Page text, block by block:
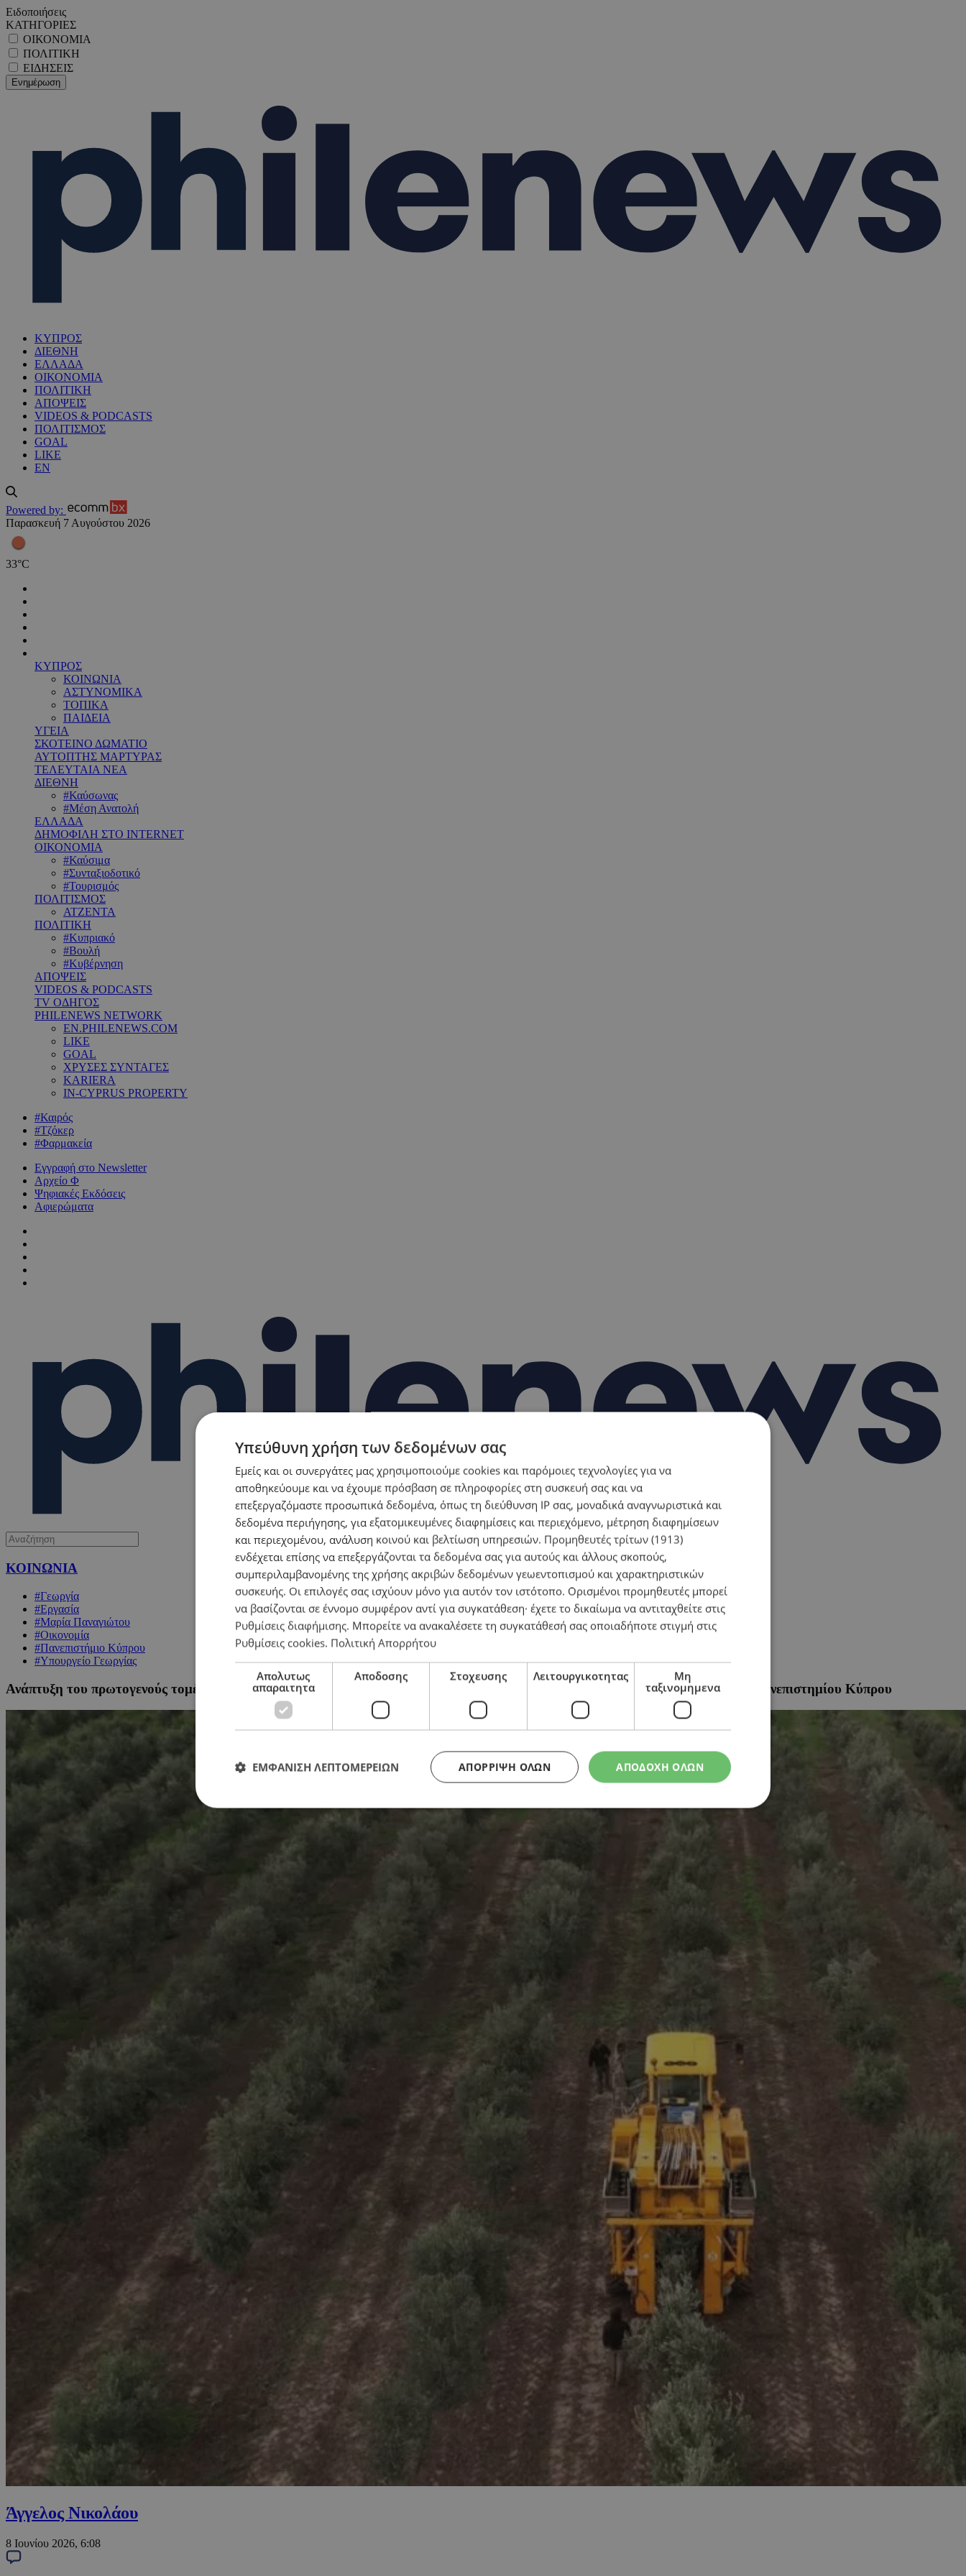
Ειδοποιήσεις
ΚΑΤΗΓΟΡΙΕΣ
ΟΙΚΟΝΟΜΙΑ
ΠΟΛΙΤΙΚΗ
ΕΙΔΗΣΕΙΣ
ΚΥΠΡΟΣ
ΔΙΕΘΝΗ
ΕΛΛΑΔΑ
ΟΙΚΟΝΟΜΙΑ
ΠΟΛΙΤΙΚΗ
ΑΠΟΨΕΙΣ
VIDEOS & PODCASTS
ΠΟΛΙΤΙΣΜΟΣ
GOAL
LIKE
EN
Powered by:
Παρασκευή 7 Αυγούστου 2026
33°C
ΚΥΠΡΟΣ
ΚΟΙΝΩΝΙΑ
ΑΣΤΥΝΟΜΙΚΑ
ΤΟΠΙΚΑ
ΠΑΙΔΕΙΑ
ΥΓΕΙΑ
ΣΚΟΤΕΙΝΟ ΔΩΜΑΤΙΟ
ΑΥΤΟΠΤΗΣ ΜΑΡΤΥΡΑΣ
ΤΕΛΕΥΤΑΙΑ ΝΕΑ
ΔΙΕΘΝΗ
#Καύσωνας
#Μέση Ανατολή
ΕΛΛΑΔΑ
ΔΗΜΟΦΙΛΗ ΣΤΟ INTERNET
ΟΙΚΟΝΟΜΙΑ
#Καύσιμα
#Συνταξιοδοτικό
#Τουρισμός
ΠΟΛΙΤΙΣΜΟΣ
ΑΤΖΕΝΤΑ
ΠΟΛΙΤΙΚΗ
#Κυπριακό
#Βουλή
#Κυβέρνηση
ΑΠΟΨΕΙΣ
VIDEOS & PODCASTS
TV ΟΔΗΓΟΣ
PHILENEWS NETWORK
EN.PHILENEWS.COM
LIKE
GOAL
ΧΡΥΣΕΣ ΣΥΝΤΑΓΕΣ
KARIERA
IN-CYPRUS PROPERTY
#Καιρός
#Τζόκερ
#Φαρμακεία
Εγγραφή στο Newsletter
Αρχείο Φ
Ψηφιακές Εκδόσεις
Αφιερώματα
ΚΟΙΝΩΝΙΑ
#Γεωργία
#Εργασία
#Μαρία Παναγιώτου
#Οικονομία
#Πανεπιστήμιο Κύπρου
#Υπουργείο Γεωργίας
Ανάπτυξη του πρωτογενούς τομέα: Οικονομική ένεση €138,6 εκατ. και 1.370 νέες θέσεις εργασίας – Αποκαλυπτική μελέτη του Πανεπιστημίου Κύπρου
Άγγελος Νικολάου
8 Ιουνίου 2026, 6:08
Υπεύθυνη χρήση των δεδομένων σας
Εμείς και οι συνεργάτες μας χρησιμοποιούμε cookies και παρόμοιες τεχνολογίες για να
αποθηκεύουμε και να έχουμε πρόσβαση σε πληροφορίες στη συσκευή σας και να
επεξεργαζόμαστε προσωπικά δεδομένα, όπως τη διεύθυνση IP σας, μοναδικά αναγνωριστικά και
δεδομένα περιήγησης, για εξατομικευμένες διαφημίσεις και περιεχόμενο, μέτρηση διαφημίσεων
και περιεχομένου, ανάλυση κοινού και βελτίωση υπηρεσιών. Προμηθευτές τρίτων (1913)
ενδέχεται επίσης να επεξεργάζονται τα δεδομένα σας για αυτούς και άλλους σκοπούς,
συμπεριλαμβανομένης της χρήσης ακριβών δεδομένων γεωεντοπισμού και χαρακτηριστικών
συσκευής. Οι επιλογές σας ισχύουν μόνο για αυτόν τον ιστότοπο. Ορισμένοι προμηθευτές μπορεί
να βασίζονται σε έννομο συμφέρον αντί για συγκατάθεση· έχετε το δικαίωμα να αντιταχθείτε στις
Ρυθμίσεις διαφήμισης. Μπορείτε να ανακαλέσετε τη συγκατάθεσή σας οποιαδήποτε στιγμή στις
Ρυθμίσεις cookies. Πολιτική Απορρήτου
Απολυτως
απαραιτητα
Αποδοσης Στοχευσης Λειτουργικοτητας
Μη
ταξινομημενα
ΑΠΟΔΟΧΗ ΟΛΩΝ
ΑΠΌΡΡΙΨΗ ΌΛΩΝ
ΕΜΦΑΝΙΣΗ ΛΕΠΤΟΜΕΡΕΙΩΝ